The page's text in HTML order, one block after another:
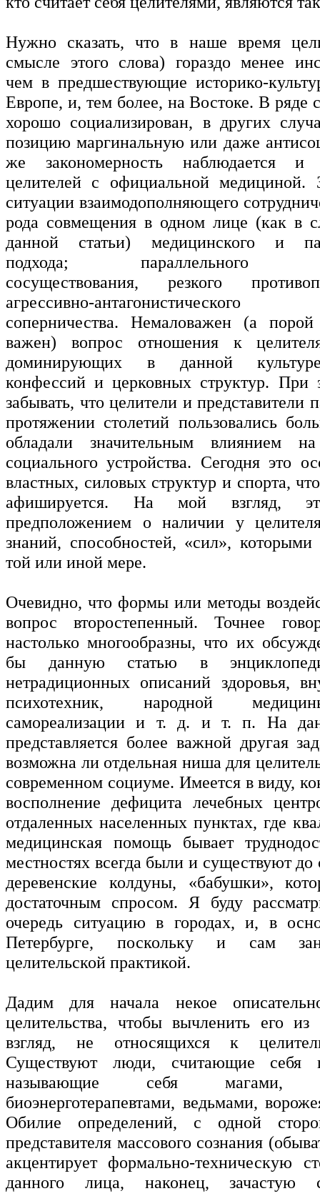
Нужно сказать, что в наше время
смысле этого слова) гораздо менее
чем в предшествующие историко-
Европе, и, тем более, на Востоке. В ряде
хорошо социализирован, в других
позицию маргинальную или даже
же закономерность наблюдается
целителей с официальной медициной.
ситуации взаимодополняющего
рода совмещения в одном лице (как в
данной статьи) медицинского и
подхода; параллельного
сосуществования, резкого
агрессивно-
соперничества. Немаловажен (а
важен) вопрос отношения к
доминирующих в данной
конфессий и церковных структур. При
забывать, что целители и представители
протяжении столетий пользовались
обладали значительным влиянием
социального устройства. Сегодня это
властных, силовых структур и спорта,
афишируется. На мой взгляд,
предположением о наличии у
знаний, способностей, «сил»,
той или иной мере.
Очевидно, что формы или методы
вопрос второстепенный. Точнее
настолько многообразны, что их
бы данную статью в
нетрадиционных описаний здоровья,
психотехник, народной
самореализации и т. д. и т. п. На
представляется более важной другая
возможна ли отдельная ниша для
современном социуме. Имеется в виду,
восполнение дефицита лечебных
отдаленных населенных пунктах, где
медицинская помощь бывает
местностях всегда были и существуют до
деревенские колдуны, «бабушки»,
достаточным спросом. Я буду
очередь ситуацию в городах, и, в
Петербурге, поскольку и сам
целительской практикой.
Дадим для начала некое
целительства, чтобы вычленить его
взгляд, не относящихся к
Существуют люди, считающие себя
называющие себя магами,
биоэнерготерапевтами, ведьмами,
Обилие определений, с одной
представителя массового сознания
акцентирует формально-техническую
данного лица, наконец, зачастую